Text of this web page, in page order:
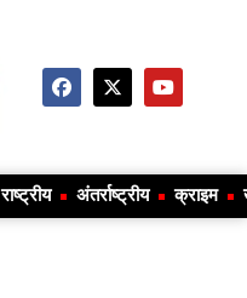
राष्ट्रीय अंतर्राष्ट्रीय क्राइम